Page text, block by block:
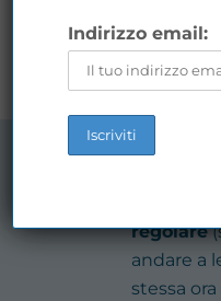
Consigli
regolare
andare a
stessa
Indirizzo email: